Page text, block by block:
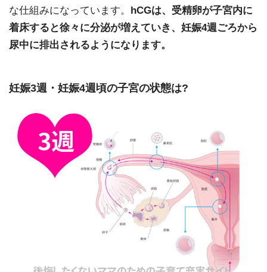
な仕組みになっています。 hCGは、受精卵が子宮内に
着床すると徐々に分泌が増えていき、妊娠4週ごろから
尿中に排出されるようになります。
妊娠3週・妊娠4週頃の子宮の状態は?